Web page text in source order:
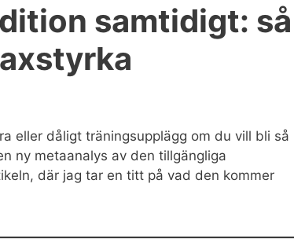
samtidigt: så
eller dåligt träningsupplägg om du vill bli så
ny metaanalys av den tillgängliga
där jag tar en titt på vad den kommer